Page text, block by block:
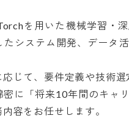
を用いた機械学習・
たシステム開発、データ
じて、要件定義や技術
密に「将来10年間のキャ
容をお任せします。